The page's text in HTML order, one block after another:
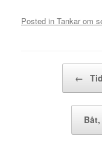
Posted in Tankar om
←